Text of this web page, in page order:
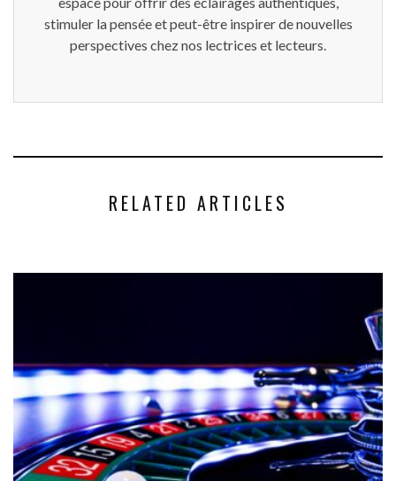
stimuler la pensée et peut-être inspirer de nouvelles
perspectives chez nos lectrices et lecteurs.
RELATED ARTICLES